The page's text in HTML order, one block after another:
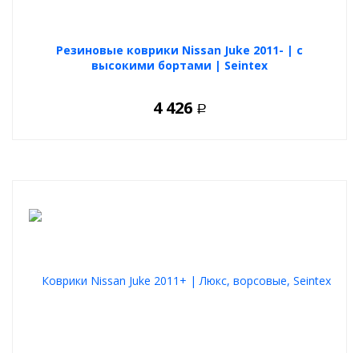
Резиновые коврики Nissan Juke 2011- | с
высокими бортами | Seintex
4 426 Р